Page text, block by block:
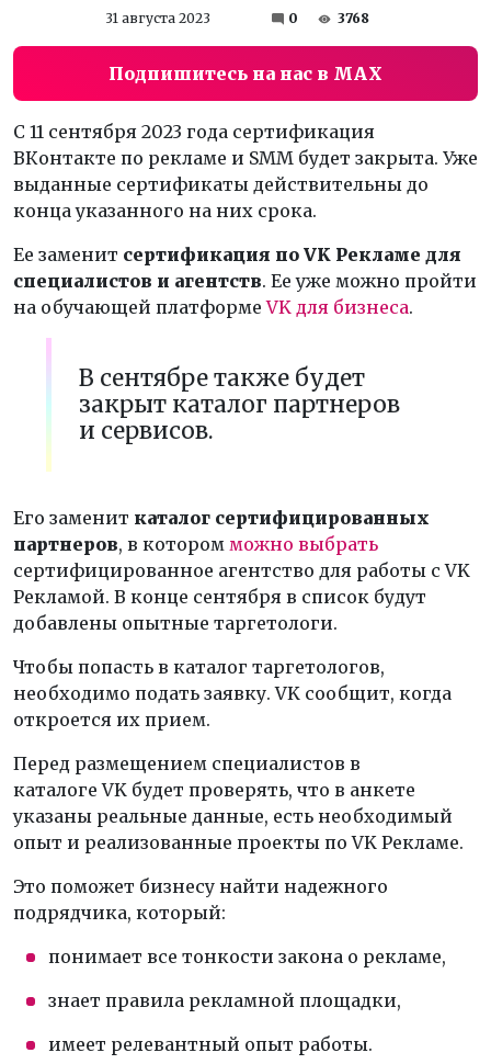
31 августа 2023 0 3768
Подпишитесь на нас в MAX
С 11 сентября 2023 года сертификация
ВКонтакте по рекламе и SMM будет закрыта. Уже
выданные сертификаты действительны до
конца указанного на них срока.
Ее заменит сертификация по VK Рекламе для
специалистов и агентств. Ее уже можно пройти
на обучающей платформеVK для бизнеса.
В сентябре также будет
закрыт каталог партнеров
и сервисов.
Его заменит каталог сертифицированных
партнеров, в котором можно выбрать
сертифицированное агентство для работы с VK
Рекламой. В конце сентября в список будут
добавлены опытные таргетологи.
Чтобы попасть в каталог таргетологов,
необходимо подать заявку. VK сообщит, когда
откроется их прием.
Перед размещением специалистов в
каталоге VK будет проверять, что в анкете
указаны реальные данные, есть необходимый
опыт и реализованные проекты по VK Рекламе.
Это поможет бизнесу найти надежного
подрядчика, который:
понимает все тонкости закона о рекламе,
знает правила рекламной площадки,
имеет релевантный опыт работы.